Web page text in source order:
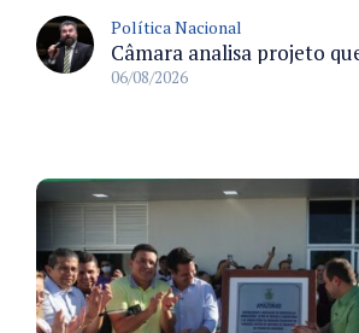
Política Nacional
06/08/2026